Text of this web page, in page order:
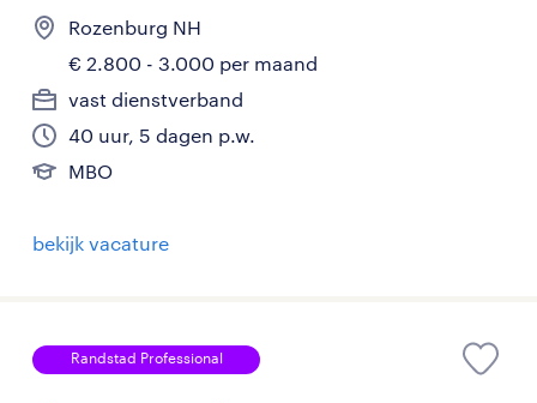
Rozenburg NH
€ 2.800 - 3.000 per maand
vast dienstverband
40 uur, 5 dagen p.w.
MBO
bekijk vacature
Randstad Professional